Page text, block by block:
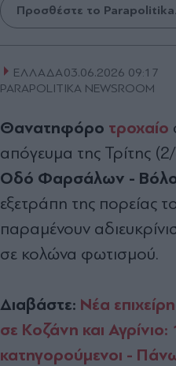
Προσθέστε το
ΕΛΛΑΔΑ03.06.2026 09:17
PARAPOLITIKA NEWSROOM
Θανατηφόρο τροχαίο
απόγευμα της Τρίτης
Οδό Φαρσάλων -
εξετράπη της πορείας
παραμένουν
σε κολώνα φωτισμού.
Διαβάστε: Νέα
σε Κοζάνη και
κατηγορούμενοι -